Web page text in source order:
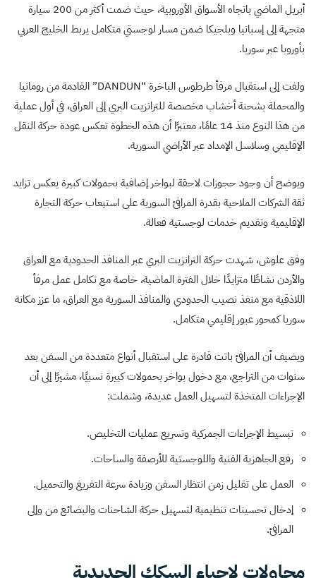
أبريل الماضي باتجاه الأسواق الأوروبية، حيث ضمت أكثر من 200 سيارة
متجهة إلى إسبانيا وبلجيكا ضمن مسار لوجستي متكامل يربط الخليج العربي
بأوروبا عبر سوريا.
ولفت إلى استقبال مرفأ طرطوس الباخرة “DANDUN” القادمة من رومانيا
والمحملة بشحنة أخشاب مخصصة للترانزيت البري إلى العراق، في أول عملية
من هذا النوع منذ 14 عامًا، معتبرًا أن هذه الخطوة تعكس عودة حركة النقل
الإقليمي وسلاسل الإمداد عبر الأراضي السورية.
ويوضح أن وجود حجوزات لاحقة لبواخر إضافية بحمولات كبيرة يعكس تزايد
ثقة الشركات الملاحية بقدرة المرافئ السورية على استيعاب حركة التجارة
الإقليمية وتقديم خدمات لوجستية فعالة.
وفق علوش، شهدت حركة الترانزيت البري عبر المنافذ الحدودية مع العراق
والأردن نشاطًا متزايدًا خلال الفترة الماضية، خاصة مع تكامل عمل مرفأ
اللاذقية مع منفذ نصيب الحدودي والمنافذ السورية مع العراق، ما عزز مكانة
سوريا كمحور عبور إقليمي متكامل.
ويضيف أن المرافئ باتت قادرة على استقبال أنواع متعددة من السفن بعد
سنوات من التراجع، مع دخول بواخر بحمولات كبيرة نسبيًا، مشيرًا إلى أن
الإجراءات المتخذة لتسهيل العمل عديدة، وشملت:
تبسيط الإجراءات الجمركية وتسريع عمليات التخليص.
رفع الجاهزية الفنية واللوجستية للأرصفة والساحات.
العمل على تقليل زمن انتظار السفن وزيادة سرعة التفريغ والتحميل.
إدخال تحسينات تنظيمية لتسهيل حركة الشاحنات والبضائع من وإلى
المرافئ.
محاولات لإحياء السكك الحديدية